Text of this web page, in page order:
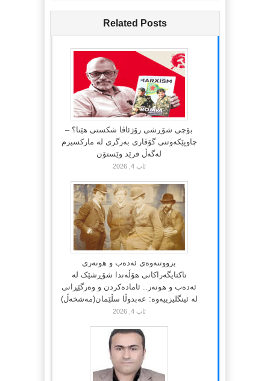
Related Posts
بۆچی شۆڕشی رۆژئاڤا شکستی هێنا؟ –
چاوپێکەوتنی گۆڤاری بەرگری لە مارکسیزم
لەگەڵ فرێد وێستۆن
ئاب 4, 2026
بزووتنەوەی ئەدەب و هونەری
تاکتایگەراکانی هۆڵەندا شۆڕشێک لە
ئەدەب و هونەر.. ئامادەکردن و وەرگێڕانی
لە ئینگلیزییەوە: عەبدوڵا سڵێمان(مەشخەڵ)
ئاب 4, 2026